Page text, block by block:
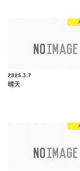
2025.3.7
晴天